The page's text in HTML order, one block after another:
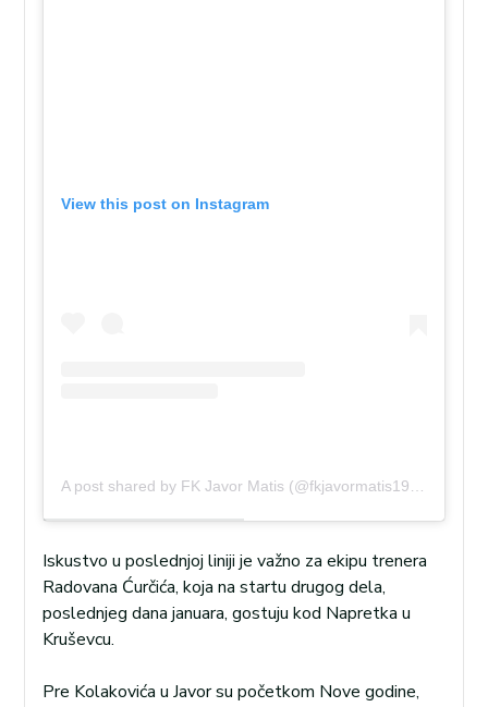
View this post on Instagram
Iskustvo u poslednjoj liniji je važno za ekipu trenera
Radovana Ćurčića, koja na startu drugog dela,
poslednjeg dana januara, gostuju kod Napretka u
Kruševcu.
Pre Kolakovića u Javor su početkom Nove godine,